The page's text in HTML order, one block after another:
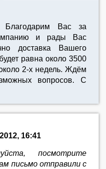
Вас за
и рады Вас
доставка Вашего
равна около 3500
2-х недель. Ждём
вопросов. С
16:41
посмотрите
письмо отправили с